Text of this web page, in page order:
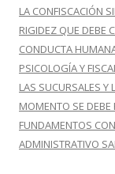
LA CONFISCACIÓN
RIGIDEZ QUE DEBE
CONDUCTA
PSICOLOGÍA Y
LAS SUCURSALES Y
MOMENTO SE DEBE
FUNDAMENTOS
ADMINISTRATIVO